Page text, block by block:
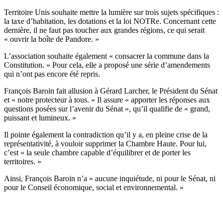
Territoire Unis souhaite mettre la lumière sur trois sujets spécifiques :
la taxe d’habitation, les dotations et la loi NOTRe. Concernant cette
dernière, il ne faut pas toucher aux grandes régions, ce qui serait
« ouvrir la boîte de Pandore. »
L’association souhaite également « consacrer la commune dans la
Constitution. » Pour cela, elle a proposé une série d’amendements
qui n’ont pas encore été repris.
François Baroin fait allusion à Gérard Larcher, le Président du Sénat
et « notre protecteur à tous. » Il assure « apporter les réponses aux
questions posées sur l’avenir du Sénat », qu’il qualifie de « grand,
puissant et lumineux. »
Il pointe également la contradiction qu’il y a, en pleine crise de la
représentativité, à vouloir supprimer la Chambre Haute. Pour lui,
c’est « la seule chambre capable d’équilibrer et de porter les
territoires. »
Ainsi, François Baroin n’a « aucune inquiétude, ni pour le Sénat, ni
pour le Conseil économique, social et environnemental. »